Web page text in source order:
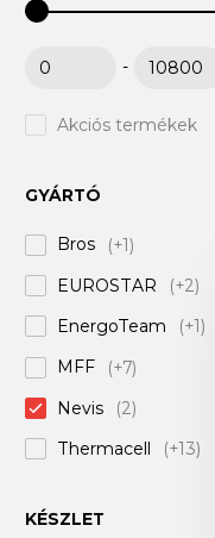
-
Akciós termékek
GYÁRTÓ
Bros
(+1)
EUROSTAR
(+2)
EnergoTeam
(+1)
MFF
(+7)
Nevis
(2)
Thermacell
(+13)
KÉSZLET